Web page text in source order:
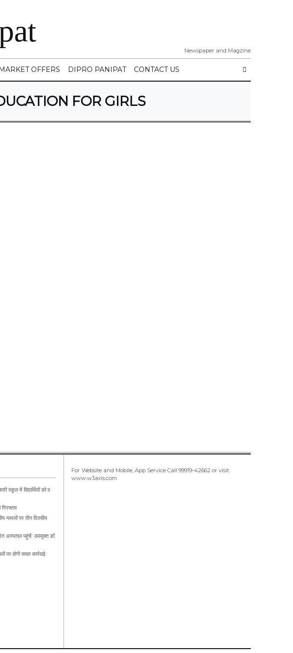
Newspaper and Magzine
MARKET OFFERS DIPRO PANIPAT CONTACT US
FOR GIRLS
स्कूल में विद्यार्थियों को व
मामलों पर तीन दिवसीय
अस्पताल पहुंचें: उपायुक्त डॉ.
पर होगी सख्त कार्रवाई:
For Website and Mobile, App Service Call 99919-42662 or visit
www.w3axis.com